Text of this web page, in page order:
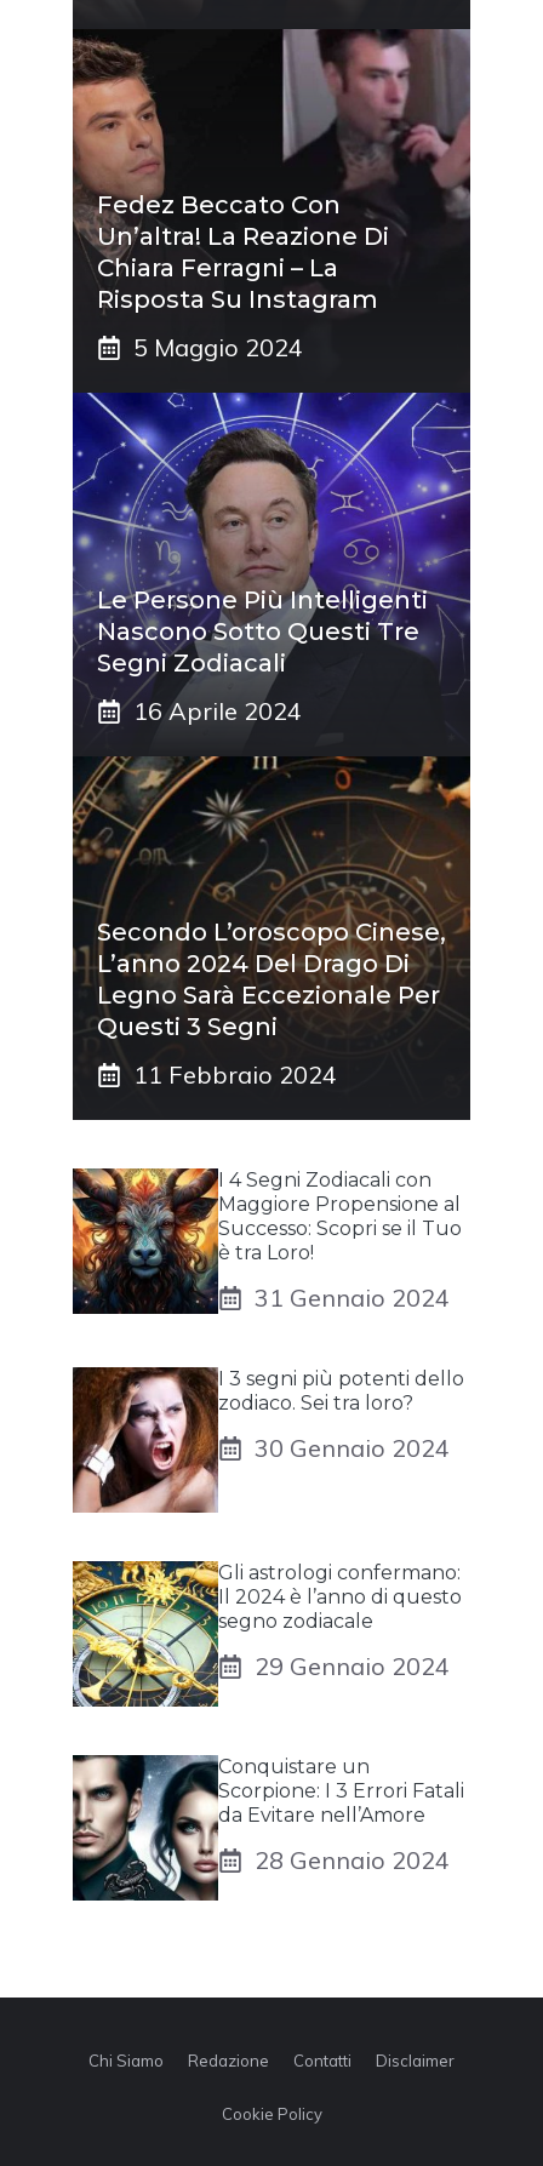
Fedez Beccato Con
Un’altra! La Reazione Di
Chiara Ferragni – La
Risposta Su Instagram
5 Maggio 2024
Le Persone Più Intelligenti
Nascono Sotto Questi Tre
Segni Zodiacali
16 Aprile 2024
Secondo L’oroscopo Cinese,
L’anno 2024 Del Drago Di
Legno Sarà Eccezionale Per
Questi 3 Segni
11 Febbraio 2024
I 4 Segni Zodiacali con
Maggiore Propensione al
Successo: Scopri se il Tuo
è tra Loro!
31 Gennaio 2024
I 3 segni più potenti dello
zodiaco. Sei tra loro?
30 Gennaio 2024
Gli astrologi confermano:
Il 2024 è l’anno di questo
segno zodiacale
29 Gennaio 2024
Conquistare un
Scorpione: I 3 Errori Fatali
da Evitare nell’Amore
28 Gennaio 2024
Chi Siamo Redazione Contatti Disclaimer
Cookie Policy